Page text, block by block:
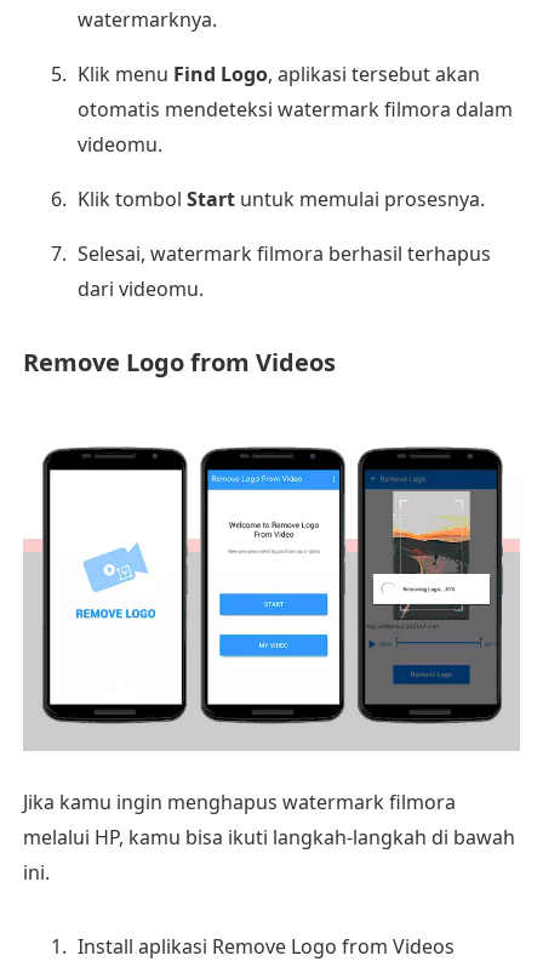
watermarknya.
Klik menu Find Logo, aplikasi tersebut akan
otomatis mendeteksi watermark filmora dalam
videomu.
Klik tombol Startuntuk memulai prosesnya.
Selesai, watermark filmora berhasil terhapus
dari videomu.
Remove Logo from Videos
Jika kamu ingin menghapus watermark filmora
melalui HP, kamu bisa ikuti langkah-langkah di bawah
ini.
Install aplikasi Remove Logo from Videos